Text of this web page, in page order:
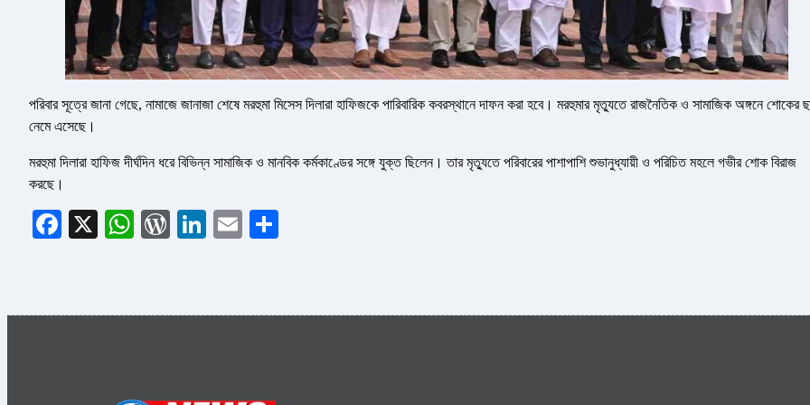
পরিবার সূত্রে জানা গেছে, নামাজে জানাজা শেষে মরহুমা মিসেস দিলারা হাফিজকে পারিবারিক কবরস্থানে দাফন করা হবে। মরহুমার মৃত্যুতে রাজনৈতিক ও সামাজিক অঙ্গনে শোকের
নেমে এসেছে।
মরহুমা দিলারা হাফিজ দীর্ঘদিন ধরে বিভিন্ন সামাজিক ও মানবিক কর্মকাণ্ডের সঙ্গে যুক্ত ছিলেন। তার মৃত্যুতে পরিবারের পাশাপাশি শুভানুধ্যায়ী ও পরিচিত মহলে গভীর শোক বিরাজ
করছে।
Facebook
X WhatsApp
WordPress
LinkedIn
Email